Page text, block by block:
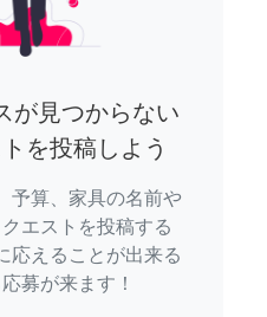
が見つからない
を投稿しよう
予算、家具の名前や
エストを投稿する
応えることが出来る
募が来ます！